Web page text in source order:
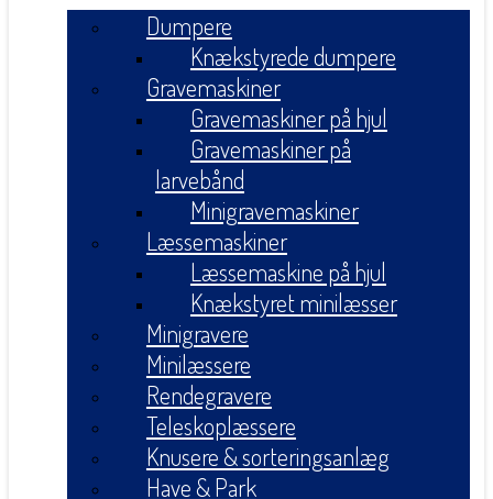
Dumpere
Knækstyrede dumpere
Gravemaskiner
Gravemaskiner på hjul
Gravemaskiner på
larvebånd
Minigravemaskiner
Læssemaskiner
Læssemaskine på hjul
Knækstyret minilæsser
Minigravere
Minilæssere
Rendegravere
Teleskoplæssere
Knusere & sorteringsanlæg
Have & Park